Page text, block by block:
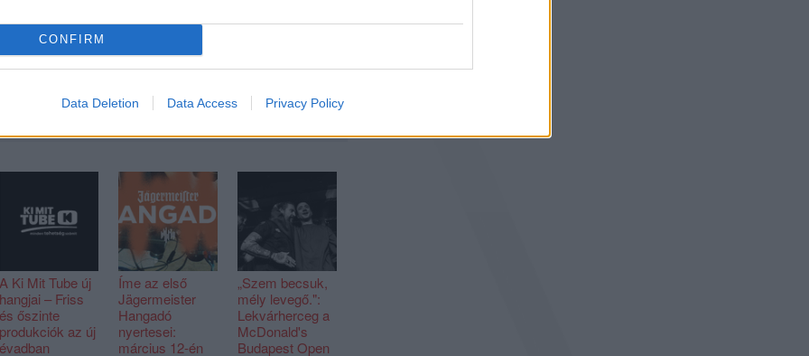
CONFIRM
Data Deletion Data Access Privacy Policy
Recorder a Facebookon. Még több Recorder, ott, igen.
A Ki Mit Tube új
hangjai – Friss
és őszinte
produkciók az új
évadban
Íme az első
Jägermeister
Hangadó
nyertesei:
március 12-én
„Szem becsuk,
mély levegő.":
Lekvárherceg a
McDonald's
Budapest Open